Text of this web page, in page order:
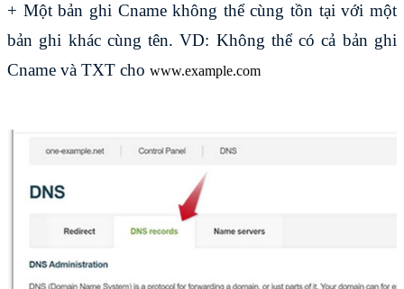
+ Một bản ghi Cname không thể cùng tồn tại với một
bản ghi khác cùng tên. VD: Không thể có cả bản ghi
Cname và TXT cho www.example.com